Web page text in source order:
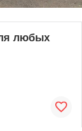
любых